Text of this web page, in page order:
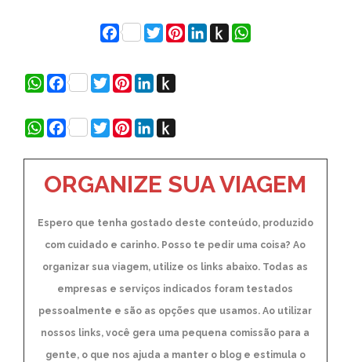
Facebook
Twitter
Pinterest
LinkedIn
Push
to
WhatsApp
WhatsApp
Facebook
Twitter
Pinterest
LinkedIn
Push
Kindle
WhatsApp
Facebook
Twitter
Pinterest
LinkedIn
Push
to
Kindle
ORGANIZE SUA VIAGEM
Espero que tenha gostado deste conteúdo, produzido
com cuidado e carinho. Posso te pedir uma coisa? Ao
organizar sua viagem, utilize os links abaixo. Todas as
empresas e serviços indicados foram testados
pessoalmente e são as opções que usamos. Ao utilizar
nossos links, você gera uma pequena comissão para a
gente, o que nos ajuda a manter o blog e estimula o